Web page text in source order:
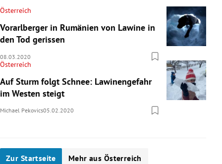
Österreich
Vorarlberger in Rumänien von Lawine in
den Tod gerissen
08.03.2020
Österreich
Auf Sturm folgt Schnee: Lawinengefahr
im Westen steigt
Michael Pekovics05.02.2020
Zur Startseite Mehr aus Österreich